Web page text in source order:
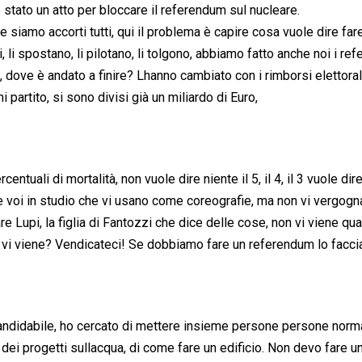
un atto per bloccare il referendum sul nucleare.
siamo accorti tutti, qui il problema è capire cosa vuole dire
spostano, li pilotano, li tolgono, abbiamo fatto anche noi i
è andato a finire? Lhanno cambiato con i rimborsi
partito, si sono divisi già un miliardo di Euro,
di mortalità, non vuole dire niente il 5, il 4, il 3 vuole
in studio che vi usano come coreografie, ma non vi
Lupi, la figlia di Fantozzi che dice delle cose, non vi viene
viene? Vendicateci! Se dobbiamo fare un referendum lo
ho cercato di mettere insieme persone persone
progetti sullacqua, di come fare un edificio. Non devo fare